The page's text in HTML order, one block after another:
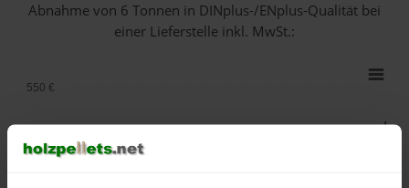
Abnahmevon 6 Tonnen in DINplus-/ENplus-Qualität bei
einer Lieferstelle inkl. MwSt.:
550 €